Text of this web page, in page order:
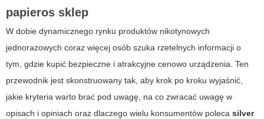
papieros sklep
W dobie dynamicznego rynku produktów nikotynowych
jednorazowych coraz więcej osób szuka rzetelnych informacji o
tym, gdzie kupić bezpieczne i atrakcyjne cenowo urządzenia. Ten
przewodnik jest skonstruowany tak, aby krok po kroku wyjaśnić,
jakie kryteria warto brać pod uwagę, na co zwracać uwagę w
opisach i opiniach oraz dlaczego wielu konsumentów poleca silver